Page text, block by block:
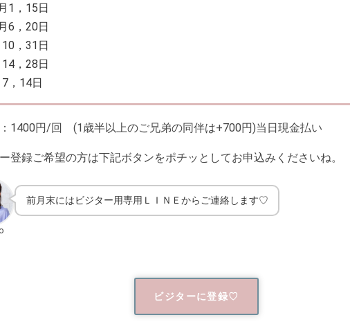
1，15日
6，20日
，31日
，28日
，14日
1400円/回 (1歳半以上のご兄弟の同伴は+700円)当日現金払い
登録ご希望の方は下記ボタンをポチッとしてお申込みくださいね。
前月末にはビジター用専用ＬＩＮＥからご連絡します♡
ビジターに登録♡